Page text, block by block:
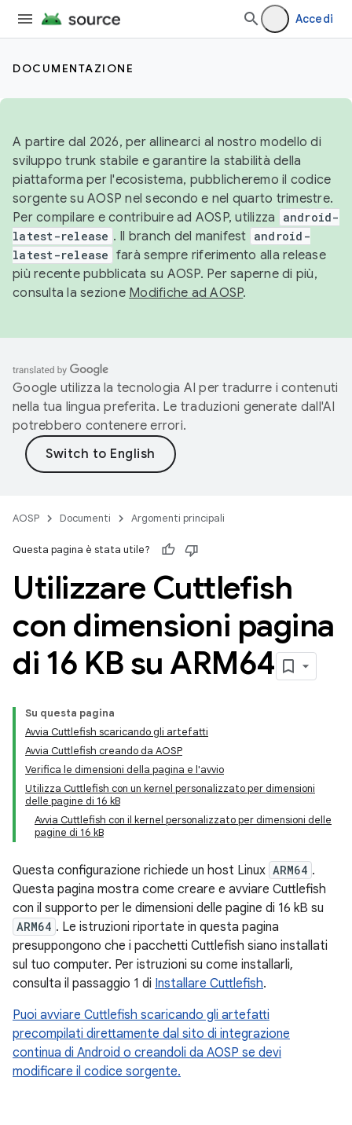
Accedi
DOCUMENTAZIONE
A partire dal 2026, per allinearci al nostro modello di
sviluppo trunk stabile e garantire la stabilità della
piattaforma per l'ecosistema, pubblicheremo il codice
sorgente su AOSP nel secondo e nel quarto trimestre.
Per compilare e contribuire ad AOSP, utilizza
android-
latest-release . Il branch del manifest android-
latest-release farà sempre riferimento alla release
più recente pubblicata su AOSP. Per saperne di più,
consulta la sezione Modifiche ad AOSP.
Google utilizza la tecnologia AI per tradurre i contenuti
nella tua lingua preferita. Le traduzioni generate dall'AI
potrebbero contenere errori.
AOSP Documenti Argomenti principali
Questa pagina è stata utile?
Utilizzare Cuttlefish
con dimensioni pagina
di 16 KB su ARM64
Su questa pagina
Avvia Cuttlefish scaricando gli artefatti
Avvia Cuttlefish creando da AOSP
Verifica le dimensioni della pagina e l'avvio
Utilizza Cuttlefish con un kernel personalizzato per dimensioni
delle pagine di 16 kB
Avvia Cuttlefish con il kernel personalizzato per dimensioni delle
pagine di 16 kB
Questa configurazione richiede un host Linux ARM64 .
Questa pagina mostra come creare e avviare Cuttlefish
con il supporto per le dimensioni delle pagine di 16 kB su
ARM64 . Le istruzioni riportate in questa pagina
presuppongono che i pacchetti Cuttlefish siano installati
sul tuo computer. Per istruzioni su come installarli,
consulta il passaggio 1 di Installare Cuttlefish.
Puoi avviare Cuttlefish scaricando gli artefatti
precompilati direttamente dal sito di integrazione
continua di Android o creandoli da AOSP se devi
modificare il codice sorgente.